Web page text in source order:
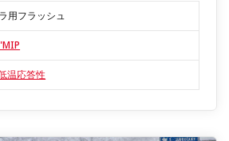
用フラッシュ
温応答性